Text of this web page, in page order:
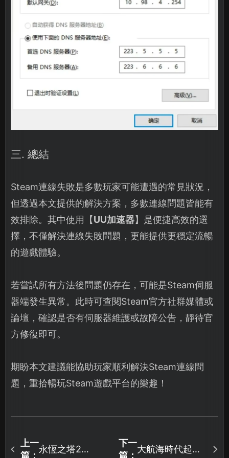
三. 總結
Steam連線失敗是多數玩家可能遭遇的常見狀況，
但透過本文提供的解決方案，多數連線問題皆能有
效排除。其中使用【UU加速器】是便捷高效的選
擇，不僅解決連線失敗問題，更能提供更穩定流暢
的遊戲體驗。
若嘗試所有方法後問題仍存在，可能是Steam伺服
器端發生異常。此時可查閱Steam官方社群媒體或
論壇，確認是否有伺服器維護或故障公告，靜待官
方修復即可。
期盼本文建議能協助玩家順利解決Steam連線問
題，重拾暢玩Steam遊戲平台的樂趣！
上一
篇：
永恆之塔2
下一
篇：
大航海時代起源